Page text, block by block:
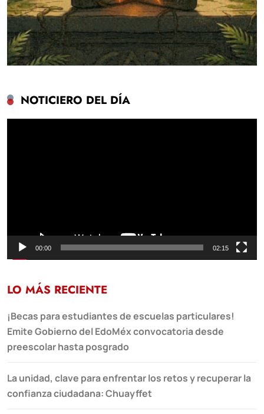
NOTICIERO DEL DÍA
00:00 02:15
LO MÁS RECIENTE
¡Becas para estudiantes de escuelas particulares!
Emite Gobierno del EdoMéx convocatoria desde
preescolar hasta posgrado
La unidad, clave para enfrentar los retos y recuperar la
confianza ciudadana: Chuayffet